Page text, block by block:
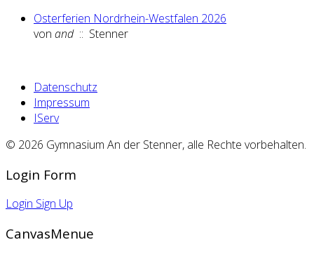
Osterferien Nordrhein-Westfalen 2026
von and:: Stenner
Datenschutz
Impressum
IServ
© 2026 Gymnasium An der Stenner, alle Rechte vorbehalten.
Login Form
Login Sign Up
CanvasMenue